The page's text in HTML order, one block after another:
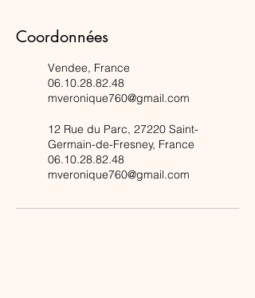
Coordonnées
Vendee, France
06.10.28.82.48
mveronique760@gmail.com
12 Rue du Parc, 27220 Saint-
Germain-de-Fresney, France
06.10.28.82.48
mveronique760@gmail.com